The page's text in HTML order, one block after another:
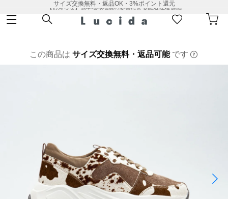
【お知らせ】熊本地域地震の影響による配送遅延詳細
サイズ交換無料・返品OK・3%ポイント還元
この商品は サイズ交換無料・返品可能 です